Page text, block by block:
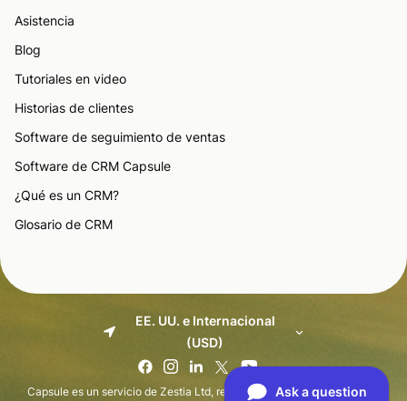
Asistencia
Blog
Tutoriales en video
Historias de clientes
Software de seguimiento de ventas
Software de CRM Capsule
¿Qué es un CRM?
Glosario de CRM
EE. UU. e Internacional
(USD)
Capsule es un servicio de Zestia Ltd, registrada en Inglaterra con el nº